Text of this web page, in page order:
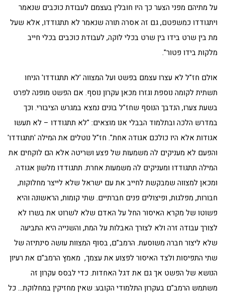
על מתיהם מפני הצער כך היו חובלין בעצמם לעבודת כוכבים שנאמר
ויתגודדו כמשפטם, גם זה אסרה תורה שנאמר לא תתגודדו, אלא שעל
מת בין שרט בידו בין שרט בכלי לוקה, לעבודת כוכבים בכלי חייב
מלקות בידו פטור".
אולם חז"ל לא עצרו עצמם בפשט ועל המצווה 'לא תתגודדו' הניחו
תשתית לקומה נוספת וגזרו מכאן עקרון נוסף. אם הפשט מופנה לפרט
בשעת צערו, הנדבך הנוסף שחז"ל בונים נמצא במגרש הציבורי. וכך
במדרש הלכה ובתלמוד הבבלי אנו מוצאים: "לא תתגודדו – לא תעשו
אגודות אלא היו כולכם אגודה אחת". חז"ל נוטלים את המילה 'תתגודדו'
והפעם לא מעניקים לה משמעות של פצע ושריטה אלא הם לוקחים את
המילה תתגודדו ומעניקים לה משמעות אחרת. תתגודדו מלשון אגודה.
ומכאן למצווה שמבקשת לחייב את עם ישראל שלא לייצר מחלוקות,
חבורות, מפלגות, ופיצולים פנים חברתיים. שתי קומות, הראשונה והיא
פשוטו של מקרא האיסור החל על האדם שלא לשרוט את בשרו לא
לצורך עבודה זרה ולא לצורך האבלות על המת, והשנייה היא התביעה
שלא ליצור חברה משוסעת. הרמב"ם, בסוף המצוות עושה סינתיזה של
שתי התפיסות ולצד האיסור לפצוע את עצמך, מאמץ הרמב"ם את רעיון
הנושא של הפשט אך גם את דגל האחדות. כדי לבסס עקרון זה
משתמש הרמב"ם בעקרון התלמודי הקובע: שאין מחזיקין במחלוקת… כל